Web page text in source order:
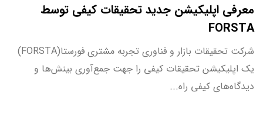
معرفی اپلیکیشن جدید تحقیقات کیفی توسط
FORSTA
شرکت تحقیقات بازار و فناوری تجربه مشتری فورستا(FORSTA)
یک اپلیکیشن تحقیقات کیفی را جهت جمع‌آوری بینش‌ها و
دیدگاه‌های کیفی راه...